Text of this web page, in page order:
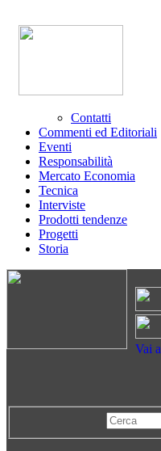
Contatti
Commenti ed Editoriali
Eventi
Responsabilità
Mercato Economia
Tecnica
Interviste
Prodotti tendenze
Progetti
Storia
Vai a